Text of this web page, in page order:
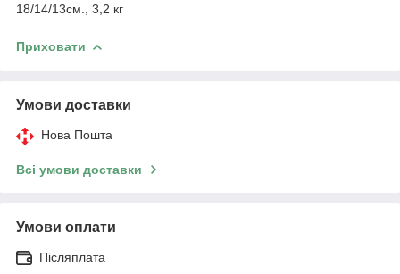
18/14/13см., 3,2 кг
Приховати
Умови доставки
Нова Пошта
Всі умови доставки
Умови оплати
Післяплата